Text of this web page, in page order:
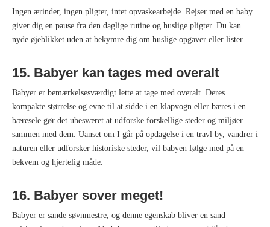
Ingen ærinder, ingen pligter, intet opvaskearbejde. Rejser med en baby
giver dig en pause fra den daglige rutine og huslige pligter. Du kan
nyde øjeblikket uden at bekymre dig om huslige opgaver eller lister.
15. Babyer kan tages med overalt
Babyer er bemærkelsesværdigt lette at tage med overalt. Deres
kompakte størrelse og evne til at sidde i en klapvogn eller bæres i en
bæresele gør det ubesværet at udforske forskellige steder og miljøer
sammen med dem. Uanset om I går på opdagelse i en travl by, vandrer i
naturen eller udforsker historiske steder, vil babyen følge med på en
bekvem og hjertelig måde.
16. Babyer sover meget!
Babyer er sande søvnmestre, og denne egenskab bliver en sand